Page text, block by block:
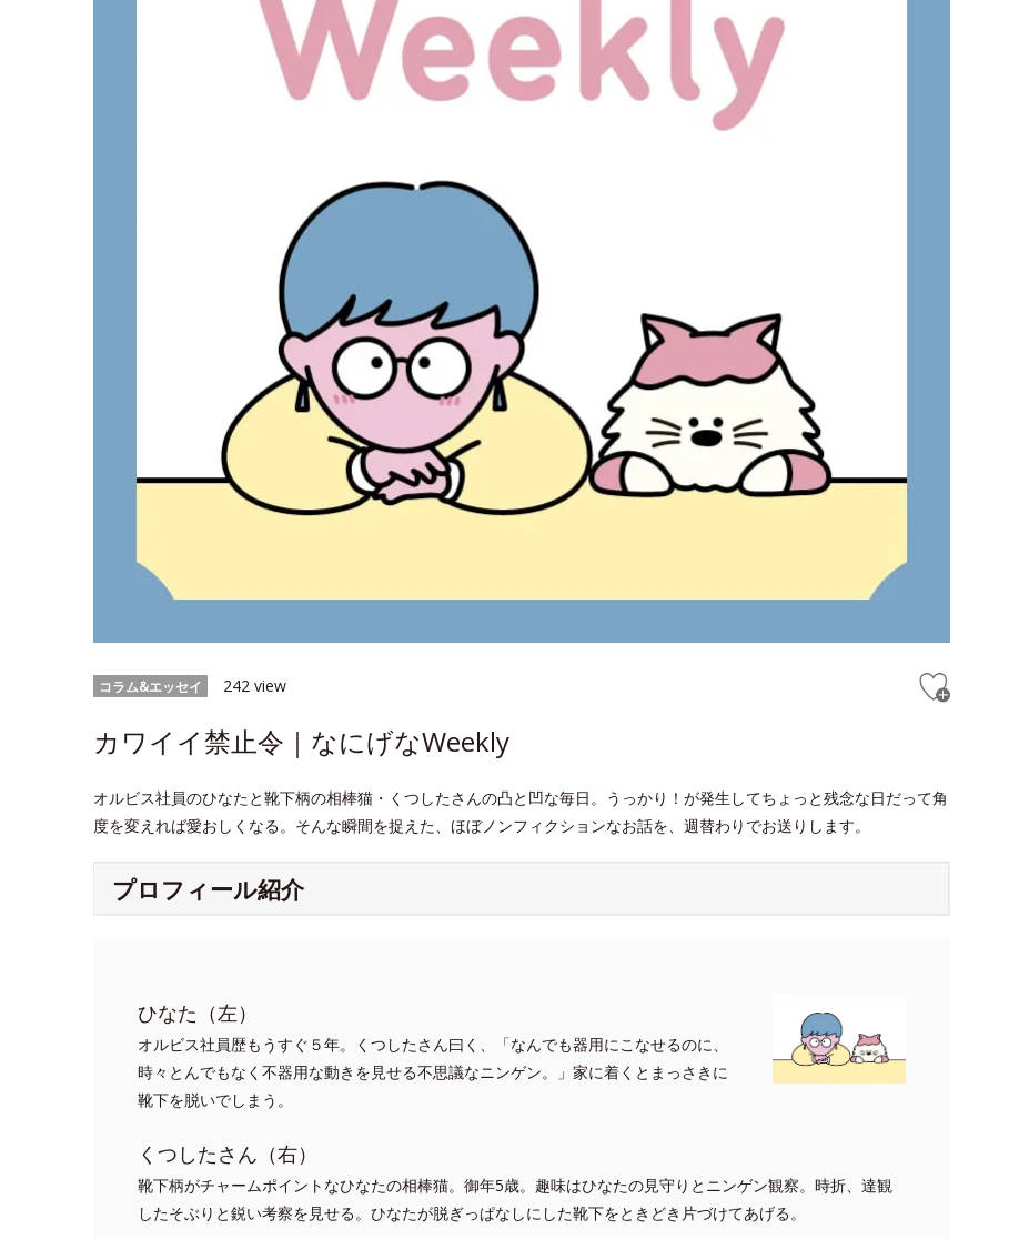
コラム&エッセイ 242 view
カワイイ禁止令｜なにげなWeekly
オルビス社員のひなたと靴下柄の相棒猫・くつしたさんの凸と凹な毎日。うっかり！が発生してちょっと残念な日だって角
度を変えれば愛おしくなる。そんな瞬間を捉えた、ほぼノンフィクションなお話を、週替わりでお送りします。
プロフィール紹介
ひなた（左）
オルビス社員歴もうすぐ５年。くつしたさん曰く、「なんでも器用にこなせるのに、
時々とんでもなく不器用な動きを見せる不思議なニンゲン。」家に着くとまっさきに
靴下を脱いでしまう。
くつしたさん（右）
靴下柄がチャームポイントなひなたの相棒猫。御年5歳。趣味はひなたの見守りとニンゲン観察。時折、達観
したそぶりと鋭い考察を見せる。ひなたが脱ぎっぱなしにした靴下をときどき片づけてあげる。